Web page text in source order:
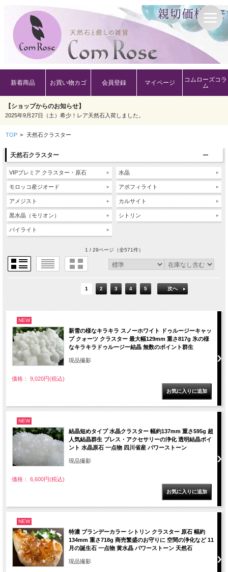
新着商品 お買い物カゴ 会員登録 マイページ
コムローズコラ
ム
【ショップからのお知らせ】
2025年9月27日（土）希少！レア天然石入荷しました。
TOP > 天然石クラスター
天然石クラスター
VIPプレミア クラスター・原石
モロッコ産ジオード
アメジスト
黒水晶（モリオン）
パイライト
水晶
アポフィライト
カルサイト
シトリン
1 / 29ページ（全571件）
1 2 3 4 5 次へ
NEW
新雪の様なキラキラ スノーホワイト ドゥルージーキャッ
プ クォーツ クラスター 最大幅129mm 重さ817g 氷の様
なキラキラドゥルージー結晶 無数のポイント群生
現品撮影
価格： 9,020円(税込)
NEW
結晶短めタイプ 水晶クラスター 幅約137mm 重さ595g 超
人気結晶群生 ブレス・アクセサリーの浄化 透明結晶ポイ
ント 水晶原石 一点物 四川省産 パワーストーン
現品撮影
価格： 6,600円(税込)
NEW
特濃 ブランデーカラー シトリン クラスター 原石 幅約
134mm 重さ718g 商売繁盛のお守りに 空間の浄化など 11
月の誕生石 一点物 黄水晶 パワーストーン 天然石
現品撮影